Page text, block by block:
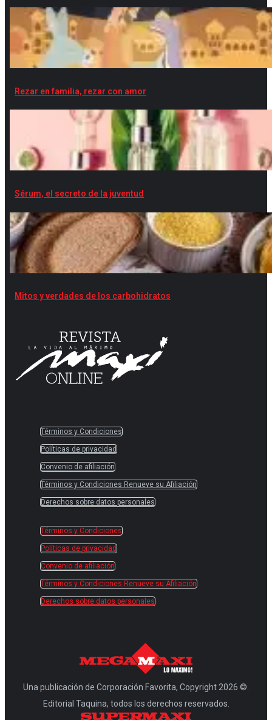
Rezar en familia, rezar con amor
Sérum, el secreto de la juventud
Mitos y verdades de los carbohidratos
Términos y Condiciones
Políticas de privacidad
Convenio de afiliación
Términos y Condiciones Renueve su Afiliación
Derechos sobre datos personales
Términos y Condiciones
Políticas de privacidad
Convenio de afiliación
Términos y Condiciones Renueve su Afiliación
Derechos sobre datos personales
Una publicación de Corporación Favorita, Copyright 2026 ©.
Editorial Taquina, todos los derechos reservados.